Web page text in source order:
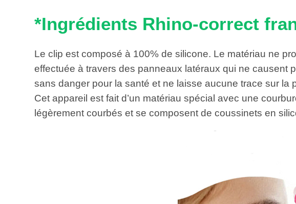
*Ingrédients Rhino-correct
Le clip est composé à 100% de silicone. Le matériau ne
effectuée à travers des panneaux latéraux qui ne causent
sans danger pour la santé et ne laisse aucune trace sur la
Cet appareil est fait d’un matériau spécial avec une
légèrement courbés et se composent de coussinets en